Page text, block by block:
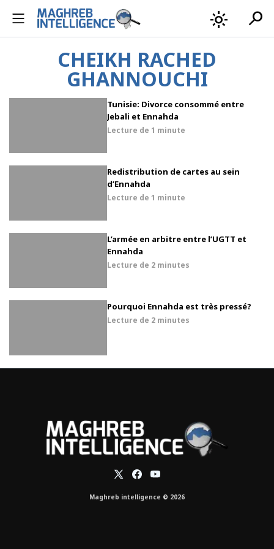
light_mode search
CHEIKH RACHED
GHANNOUCHI
Tunisie: Divorce consommé entre
Jebali et Ennahda
Lecture de 1 minute
Redistribution de cartes au sein
d’Ennahda
Lecture de 1 minute
L’armée en arbitre entre l’UGTT et
Ennahda
Lecture de 2 minutes
Pourquoi Ennahda est très pressé?
Lecture de 2 minutes
Maghreb intelligence © 2026